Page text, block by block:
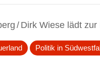
/ Dirk Wiese lädt
Politik in